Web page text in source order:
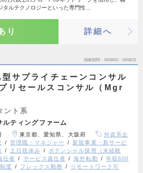
タルテクノロジーといった専門性…
り 詳細へ
掲載期間 26/08/02～26/08/15
サプライチェーンコンサル
リセールスコンサル（Mgr
ント系
ティングファーム
東京都、愛知県、大阪府
外資系企
管理職・マネジャー
新規事業・新サービ
土日祝休み
ポテンシャル採用（未経験
任者 サービス責任者 海外転勤
年収600
度 フレックス勤務
リモートワーク可